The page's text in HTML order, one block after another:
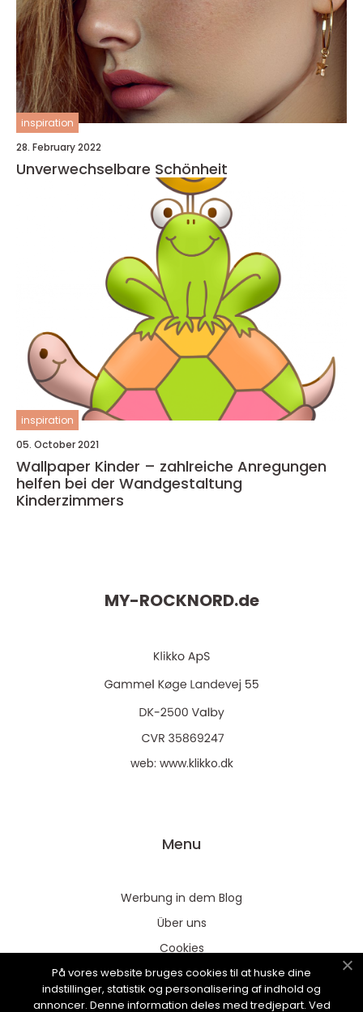
inspiration
28. February 2022
Unverwechselbare Schönheit
inspiration
05. October 2021
Wallpaper Kinder – zahlreiche Anregungen
helfen bei der Wandgestaltung
Kinderzimmers
MY-ROCKNORD.de
web: www.klikko.dk
Menu
Werbung in dem Blog
Über uns
Cookies
Kontaktiere uns
Sitemap
På vores website bruges cookies til at huske dine
indstillinger, statistik og personalisering af indhold og
annoncer. Denne information deles med tredjepart. Ved